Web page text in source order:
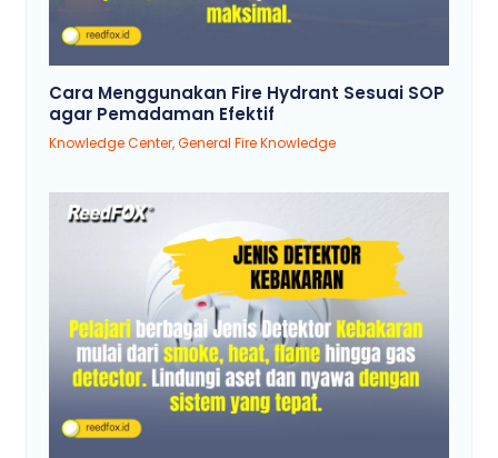
Cara Menggunakan Fire Hydrant Sesuai SOP
agar Pemadaman Efektif
Knowledge Center,General Fire Knowledge